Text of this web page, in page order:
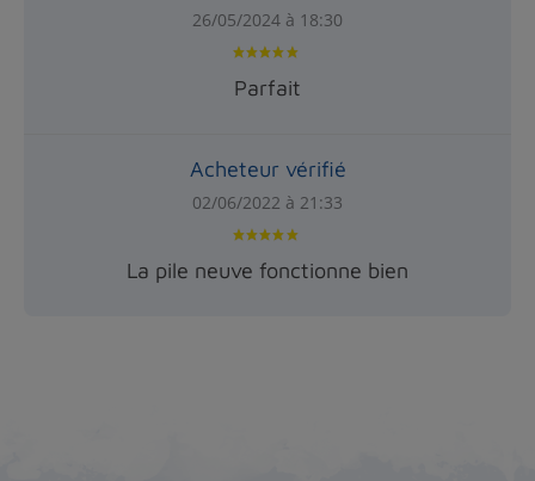
26/05/2024 à 18:30
Parfait
Acheteur vérifié
02/06/2022 à 21:33
La pile neuve fonctionne bien